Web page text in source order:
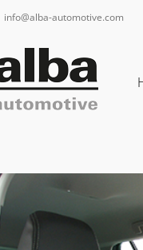
info@alba-automotive.com